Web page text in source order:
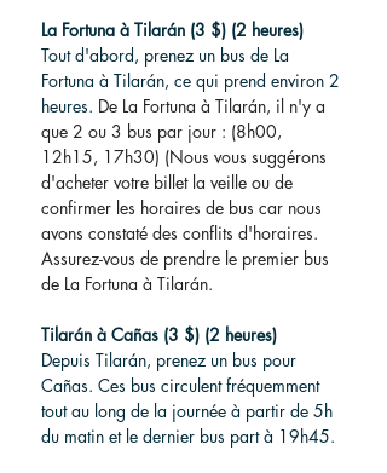
La Fortuna à Tilarán (3 $) (2 heures)
Tout d'abord, prenez un bus de La
Fortuna à Tilarán, ce qui prend environ 2
heures. De La Fortuna à Tilarán, il n'y a
que 2 ou 3 bus par jour : (8h00,
12h15, 17h30) (Nous vous suggérons
d'acheter votre billet la veille ou de
confirmer les horaires de bus car nous
avons constaté des conflits d'horaires.
Assurez-vous de prendre le premier bus
de La Fortuna à Tilarán.
Tilarán à Cañas (3 $) (2 heures)
Depuis Tilarán, prenez un bus pour
Cañas. Ces bus circulent fréquemment
tout au long de la journée à partir de 5h
du matin et le dernier bus part à 19h45.